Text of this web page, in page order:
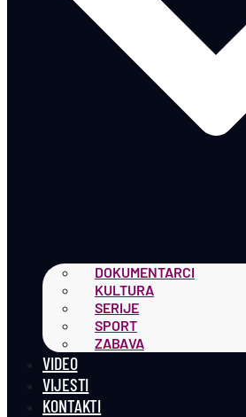
DOKUMENTARCI
KULTURA
SERIJE
SPORT
ZABAVA
VIDEO
VIJESTI
KONTAKTI